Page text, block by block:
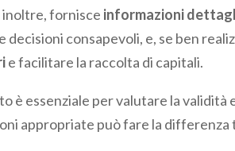
fornisce informazioni
consapevoli, e, se ben
e facilitare la raccolta di capitali.
è essenziale per valutare la
appropriate può fare la differenza